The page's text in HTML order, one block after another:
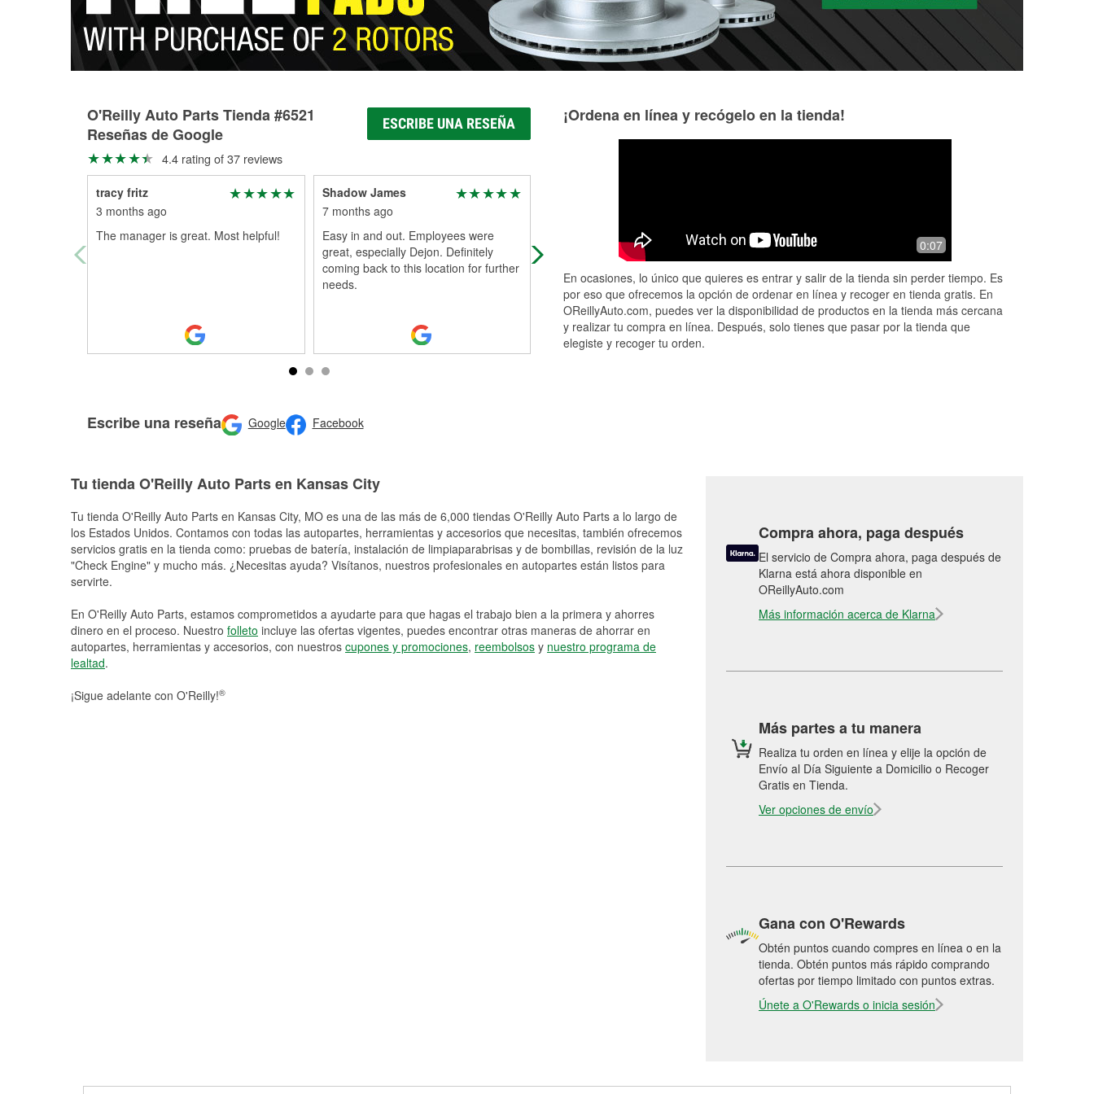
O'Reilly Auto Parts Tienda #6521
Reseñas de Google
ESCRIBE UNA RESEÑA
4.4 rating of 37 reviews
tracy fritz
3 months ago
The manager is great. Most helpful!
Shadow James
7 months ago
Easy in and out. Employees were
great, especially Dejon. Definitely
coming back to this location for further
needs.
It always has what I need for my
Quick to unload.
Escribe una reseña Google Facebook
¡Ordena en línea y recógelo en la tienda!
0:07
En ocasiones, lo único que quieres es entrar y salir de la tienda sin perder tiempo. Es
por eso que ofrecemos la opción de ordenar en línea y recoger en tienda gratis. En
OReillyAuto.com, puedes ver la disponibilidad de productos en la tienda más cercana
y realizar tu compra en línea. Después, solo tienes que pasar por la tienda que
elegiste y recoger tu orden.
Tu tienda O'Reilly Auto Parts en Kansas City
Tu tienda O'Reilly Auto Parts en Kansas City, MO es una de las más de 6,000 tiendas O'Reilly Auto Parts a lo largo de
los Estados Unidos. Contamos con todas las autopartes, herramientas y accesorios que necesitas, también ofrecemos
servicios gratis en la tienda como: pruebas de batería, instalación de limpiaparabrisas y de bombillas, revisión de la luz
"Check Engine" y mucho más. ¿Necesitas ayuda? Visítanos, nuestros profesionales en autopartes están listos para
servirte.
En O'Reilly Auto Parts, estamos comprometidos a ayudarte para que hagas el trabajo bien a la primera y ahorres
dinero en el proceso. Nuestro folleto incluye las ofertas vigentes, puedes encontrar otras maneras de ahorrar en
autopartes, herramientas y accesorios, con nuestros cupones y promociones, reembolsos y nuestro programa de
lealtad.
¡Sigue adelante con O'Reilly!®
Compra ahora, paga después
El servicio de Compra ahora, paga después de
Klarna está ahora disponible en
OReillyAuto.com
Más información acerca de Klarna
Más partes a tu manera
Realiza tu orden en línea y elije la opción de
Envío al Día Siguiente a Domicilio o Recoger
Gratis en Tienda.
Ver opciones de envío
Gana con O'Rewards
Obtén puntos cuando compres en línea o en la
tienda. Obtén puntos más rápido comprando
ofertas por tiempo limitado con puntos extras.
Únete a O'Rewards o inicia sesión